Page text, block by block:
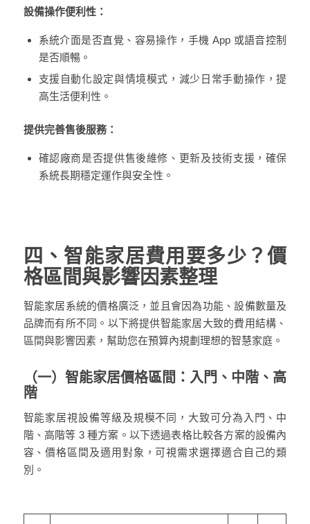
設備操作便利性：
系統介面是否直覺、容易操作，手機 App 或語音控制
是否順暢。
支援自動化設定與情境模式，減少日常手動操作，提
高生活便利性。
提供完善售後服務：
確認廠商是否提供售後維修、更新及技術支援，確保
系統長期穩定運作與安全性。
四、智能家居費用要多少？價
格區間與影響因素整理
智能家居系統的價格廣泛，並且會因為功能、設備數量及
品牌而有所不同。以下將提供智能家居大致的費用結構、
區間與影響因素，幫助您在預算內規劃理想的智慧家庭。
（一）智能家居價格區間：入門、中階、高
階
智能家居視設備等級及規模不同，大致可分為入門、中
階、高階等 3 種方案。以下透過表格比較各方案的設備內
容、價格區間及適用對象，可視需求選擇適合自己的類
別。